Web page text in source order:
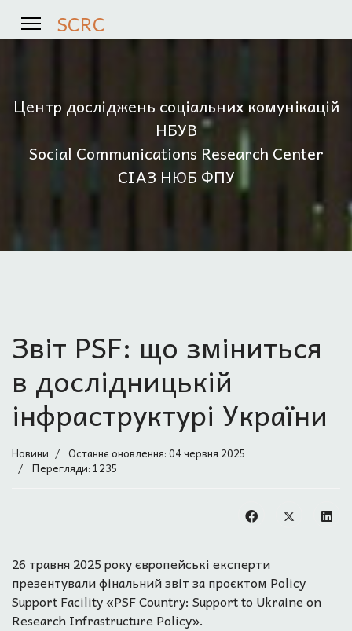
SCRC
Центр досліджень соціальних комунікацій
НБУВ
Social Communications Research Center
СІАЗ НЮБ ФПУ
Звіт PSF: що зміниться
в дослідницькій
інфраструктурі України
Новини
Останнє оновлення: 04 червня 2025
Перегляди: 1235
26 травня 2025 року європейські експерти
презентували фінальний звіт за проєктом Policy
Support Facility «PSF Country: Support to Ukraine on
Research Infrastructure Policy».